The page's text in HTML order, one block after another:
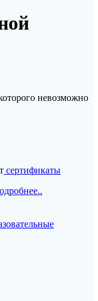
невозможно
сертификаты